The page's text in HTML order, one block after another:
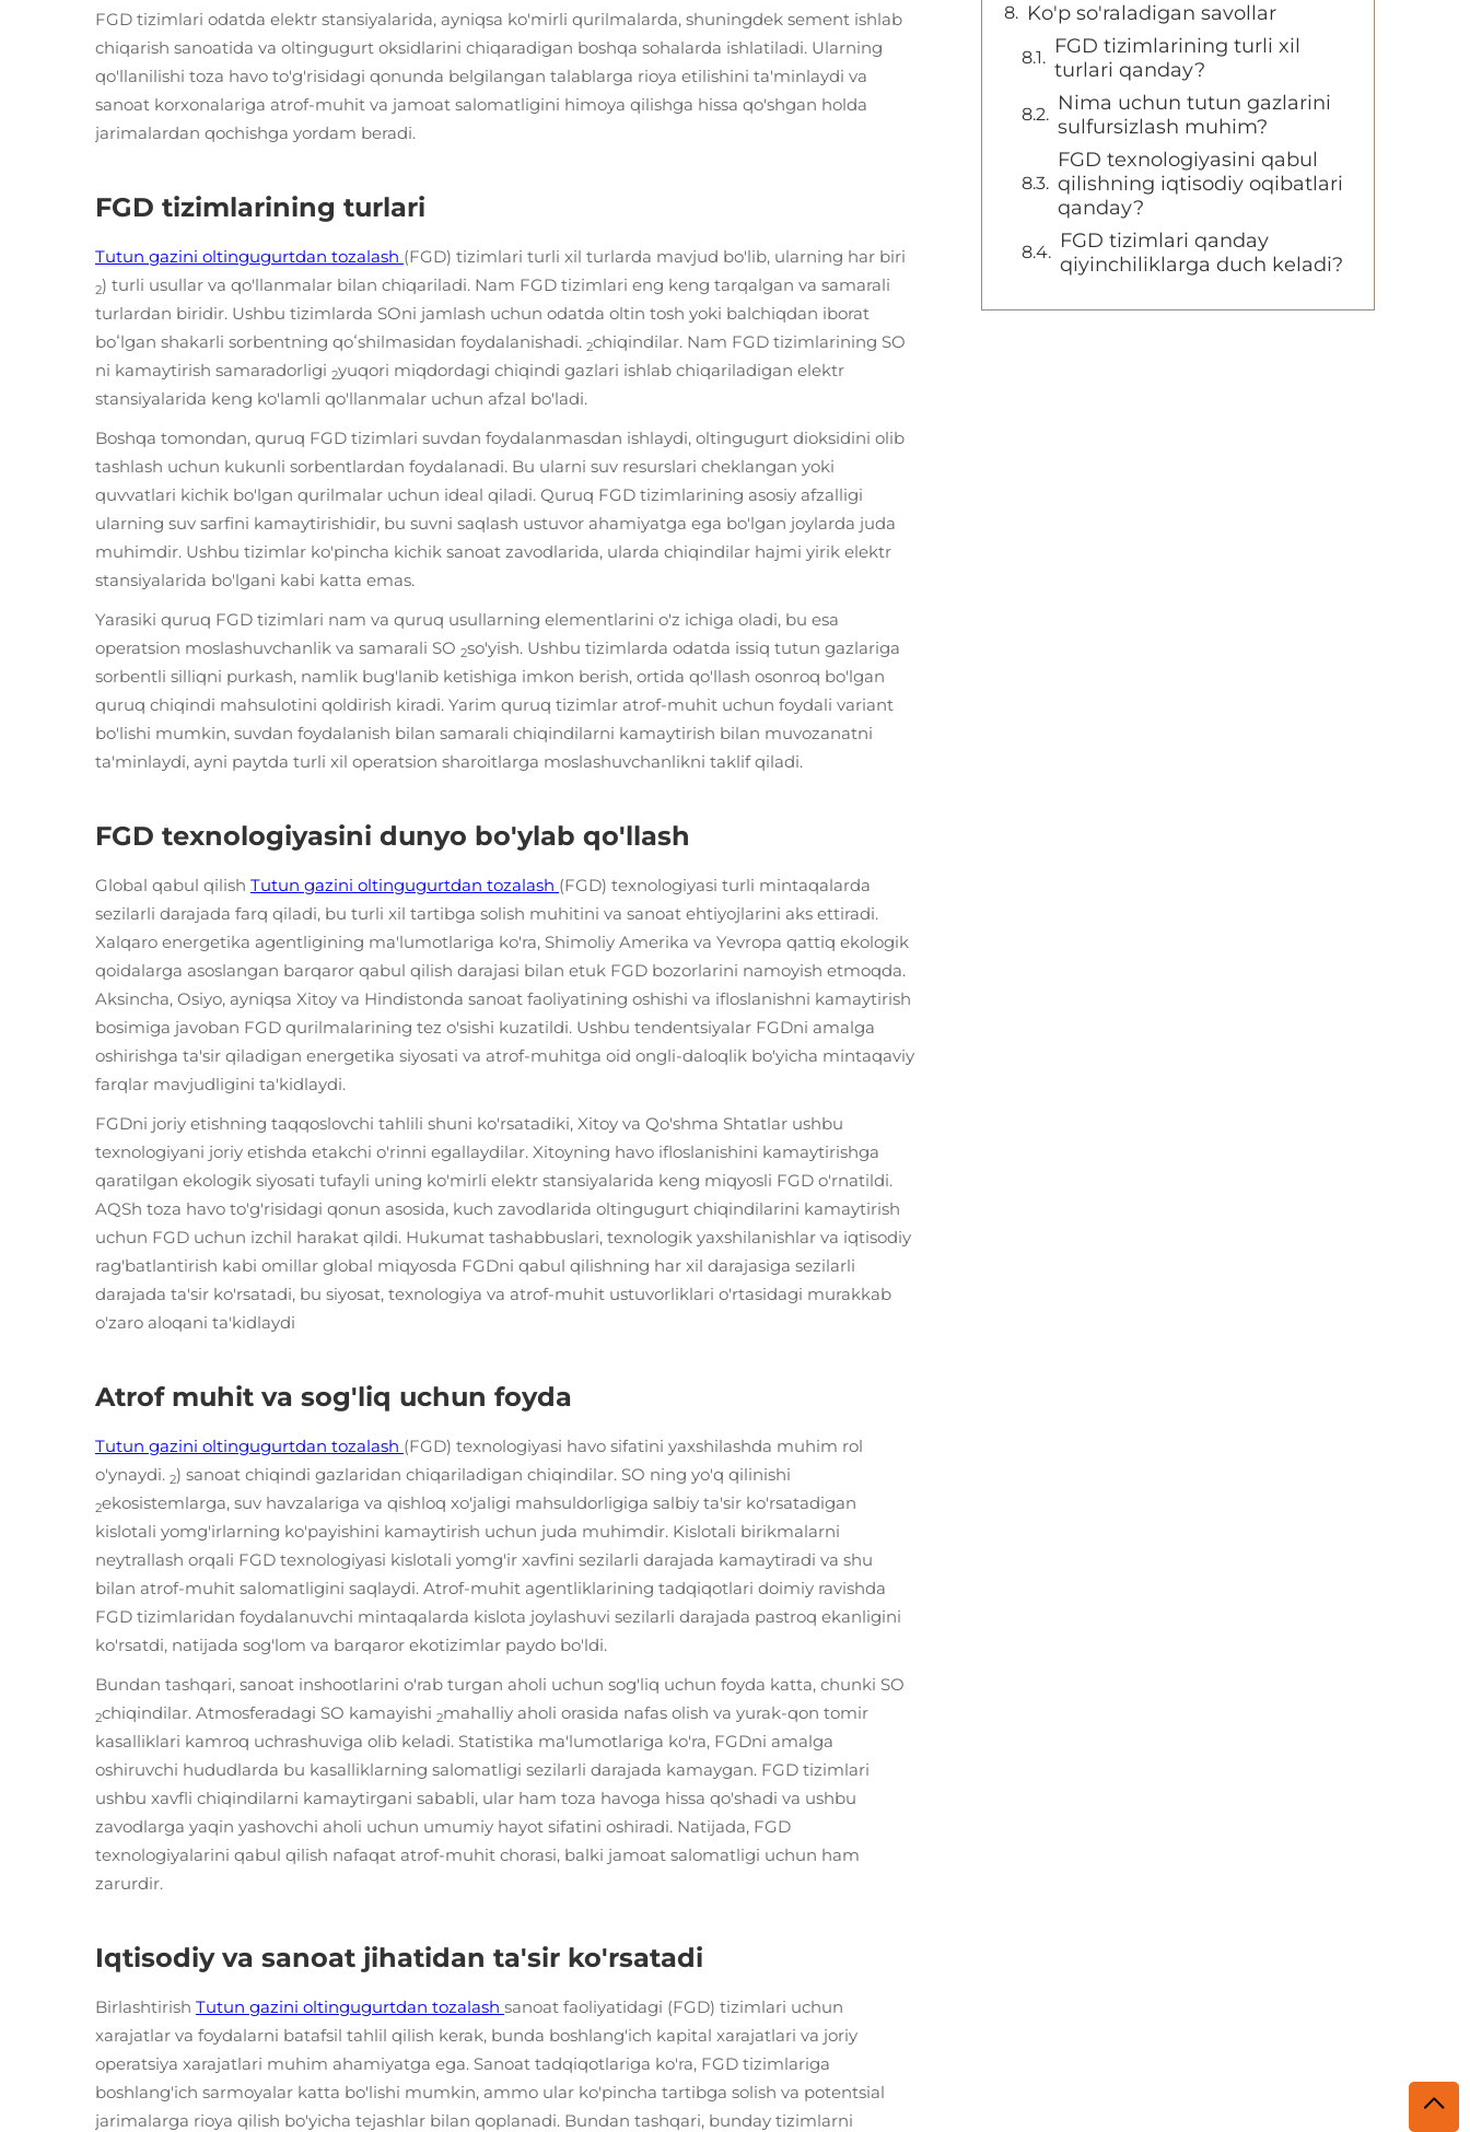
FGD tizimlari odatda elektr stansiyalarida, ayniqsa ko'mirli qurilmalarda, shuningdek sement ishlab
chiqarish sanoatida va oltingugurt oksidlarini chiqaradigan boshqa sohalarda ishlatiladi. Ularning
qo'llanilishi toza havo to'g'risidagi qonunda belgilangan talablarga rioya etilishini ta'minlaydi va
sanoat korxonalariga atrof-muhit va jamoat salomatligini himoya qilishga hissa qo'shgan holda
jarimalardan qochishga yordam beradi.
FGD tizimlarining turlari
Tutun gazini oltingugurtdan tozalash (FGD) tizimlari turli xil turlarda mavjud bo'lib, ularning har biri
2) turli usullar va qo'llanmalar bilan chiqariladi. Nam FGD tizimlari eng keng tarqalgan va samarali
turlardan biridir. Ushbu tizimlarda SOni jamlash uchun odatda oltin tosh yoki balchiqdan iborat
boʻlgan shakarli sorbentning qoʻshilmasidan foydalanishadi. 2chiqindilar. Nam FGD tizimlarining SO
ni kamaytirish samaradorligi 2yuqori miqdordagi chiqindi gazlari ishlab chiqariladigan elektr
stansiyalarida keng ko'lamli qo'llanmalar uchun afzal bo'ladi.
Boshqa tomondan, quruq FGD tizimlari suvdan foydalanmasdan ishlaydi, oltingugurt dioksidini olib
tashlash uchun kukunli sorbentlardan foydalanadi. Bu ularni suv resurslari cheklangan yoki
quvvatlari kichik bo'lgan qurilmalar uchun ideal qiladi. Quruq FGD tizimlarining asosiy afzalligi
ularning suv sarfini kamaytirishidir, bu suvni saqlash ustuvor ahamiyatga ega bo'lgan joylarda juda
muhimdir. Ushbu tizimlar ko'pincha kichik sanoat zavodlarida, ularda chiqindilar hajmi yirik elektr
stansiyalarida bo'lgani kabi katta emas.
Yarasiki quruq FGD tizimlari nam va quruq usullarning elementlarini o'z ichiga oladi, bu esa
operatsion moslashuvchanlik va samarali SO 2so'yish. Ushbu tizimlarda odatda issiq tutun gazlariga
sorbentli silliqni purkash, namlik bug'lanib ketishiga imkon berish, ortida qo'llash osonroq bo'lgan
quruq chiqindi mahsulotini qoldirish kiradi. Yarim quruq tizimlar atrof-muhit uchun foydali variant
bo'lishi mumkin, suvdan foydalanish bilan samarali chiqindilarni kamaytirish bilan muvozanatni
ta'minlaydi, ayni paytda turli xil operatsion sharoitlarga moslashuvchanlikni taklif qiladi.
FGD texnologiyasini dunyo bo'ylab qo'llash
Global qabul qilish Tutun gazini oltingugurtdan tozalash (FGD) texnologiyasi turli mintaqalarda
sezilarli darajada farq qiladi, bu turli xil tartibga solish muhitini va sanoat ehtiyojlarini aks ettiradi.
Xalqaro energetika agentligining ma'lumotlariga ko'ra, Shimoliy Amerika va Yevropa qattiq ekologik
qoidalarga asoslangan barqaror qabul qilish darajasi bilan etuk FGD bozorlarini namoyish etmoqda.
Aksincha, Osiyo, ayniqsa Xitoy va Hindistonda sanoat faoliyatining oshishi va ifloslanishni kamaytirish
bosimiga javoban FGD qurilmalarining tez o'sishi kuzatildi. Ushbu tendentsiyalar FGDni amalga
oshirishga ta'sir qiladigan energetika siyosati va atrof-muhitga oid ongli-daloqlik bo'yicha mintaqaviy
farqlar mavjudligini ta'kidlaydi.
FGDni joriy etishning taqqoslovchi tahlili shuni ko'rsatadiki, Xitoy va Qo'shma Shtatlar ushbu
texnologiyani joriy etishda etakchi o'rinni egallaydilar. Xitoyning havo ifloslanishini kamaytirishga
qaratilgan ekologik siyosati tufayli uning ko'mirli elektr stansiyalarida keng miqyosli FGD o'rnatildi.
AQSh toza havo to'g'risidagi qonun asosida, kuch zavodlarida oltingugurt chiqindilarini kamaytirish
uchun FGD uchun izchil harakat qildi. Hukumat tashabbuslari, texnologik yaxshilanishlar va iqtisodiy
rag'batlantirish kabi omillar global miqyosda FGDni qabul qilishning har xil darajasiga sezilarli
darajada ta'sir ko'rsatadi, bu siyosat, texnologiya va atrof-muhit ustuvorliklari o'rtasidagi murakkab
o'zaro aloqani ta'kidlaydi
Atrof muhit va sog'liq uchun foyda
Tutun gazini oltingugurtdan tozalash (FGD) texnologiyasi havo sifatini yaxshilashda muhim rol
o'ynaydi. 2) sanoat chiqindi gazlaridan chiqariladigan chiqindilar. SO ning yo'q qilinishi
2ekosistemlarga, suv havzalariga va qishloq xo'jaligi mahsuldorligiga salbiy ta'sir ko'rsatadigan
kislotali yomg'irlarning ko'payishini kamaytirish uchun juda muhimdir. Kislotali birikmalarni
neytrallash orqali FGD texnologiyasi kislotali yomg'ir xavfini sezilarli darajada kamaytiradi va shu
bilan atrof-muhit salomatligini saqlaydi. Atrof-muhit agentliklarining tadqiqotlari doimiy ravishda
FGD tizimlaridan foydalanuvchi mintaqalarda kislota joylashuvi sezilarli darajada pastroq ekanligini
ko'rsatdi, natijada sog'lom va barqaror ekotizimlar paydo bo'ldi.
Bundan tashqari, sanoat inshootlarini o'rab turgan aholi uchun sog'liq uchun foyda katta, chunki SO
2chiqindilar. Atmosferadagi SO kamayishi 2mahalliy aholi orasida nafas olish va yurak-qon tomir
kasalliklari kamroq uchrashuviga olib keladi. Statistika ma'lumotlariga ko'ra, FGDni amalga
oshiruvchi hududlarda bu kasalliklarning salomatligi sezilarli darajada kamaygan. FGD tizimlari
ushbu xavfli chiqindilarni kamaytirgani sababli, ular ham toza havoga hissa qo'shadi va ushbu
zavodlarga yaqin yashovchi aholi uchun umumiy hayot sifatini oshiradi. Natijada, FGD
texnologiyalarini qabul qilish nafaqat atrof-muhit chorasi, balki jamoat salomatligi uchun ham
zarurdir.
Iqtisodiy va sanoat jihatidan ta'sir ko'rsatadi
Birlashtirish Tutun gazini oltingugurtdan tozalash sanoat faoliyatidagi (FGD) tizimlari uchun
xarajatlar va foydalarni batafsil tahlil qilish kerak, bunda boshlang'ich kapital xarajatlari va joriy
operatsiya xarajatlari muhim ahamiyatga ega. Sanoat tadqiqotlariga ko'ra, FGD tizimlariga
boshlang'ich sarmoyalar katta bo'lishi mumkin, ammo ular ko'pincha tartibga solish va potentsial
jarimalarga rioya qilish bo'yicha tejashlar bilan qoplanadi. Bundan tashqari, bunday tizimlarni
Ko'p so'raladigan savollar
FGD tizimlarining turli xil
turlari qanday?
Nima uchun tutun gazlarini
sulfursizlash muhim?
FGD texnologiyasini qabul
qilishning iqtisodiy oqibatlari
qanday?
FGD tizimlari qanday
qiyinchiliklarga duch keladi?